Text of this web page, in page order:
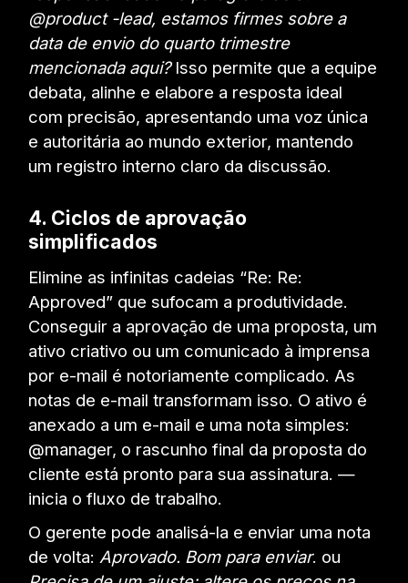
@product -lead, estamos firmes sobre a
data de envio do quarto trimestre
mencionada aqui?Isso permite que a equipe
debata, alinhe e elabore a resposta ideal
com precisão, apresentando uma voz única
e autoritária ao mundo exterior, mantendo
um registro interno claro da discussão.
4. Ciclos de aprovação
simplificados
Elimine as infinitas cadeias “Re: Re:
Approved” que sufocam a produtividade.
Conseguir a aprovação de uma proposta, um
ativo criativo ou um comunicado à imprensa
por e-mail é notoriamente complicado. As
notas de e-mail transformam isso. O ativo é
anexado a um e-mail e uma nota simples:
@manager, o rascunho final da proposta do
cliente está pronto para sua assinatura. —
inicia o fluxo de trabalho.
O gerente pode analisá-la e enviar uma nota
de volta:Aprovado. Bom para enviar. ou